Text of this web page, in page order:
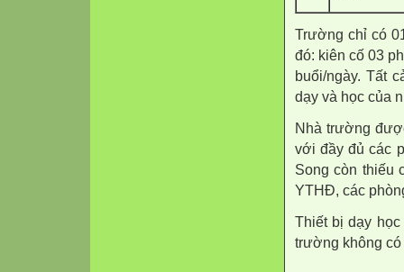
Trường chỉ có
đó: kiên cố 03
buổi/ngày. Tất
dạy và học của
Nhà trường
với đầy đủ các
Song còn thiếu
YTHĐ, các
Thiết bị dạy
trường không